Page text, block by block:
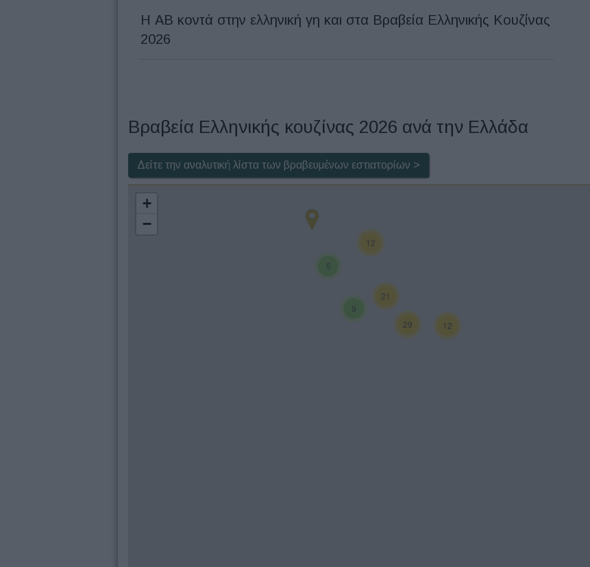
Η ΑΒ κοντά στην ελληνική γη και στα Βραβεία Ελληνικής Κουζίνας
2026
Βραβεία Ελληνικής κουζίνας 2026 ανά την Ελλάδα
Δείτε την αναλυτική λίστα των βραβευμένων εστιατορίων >
12
5
12
9
29
21
+
−